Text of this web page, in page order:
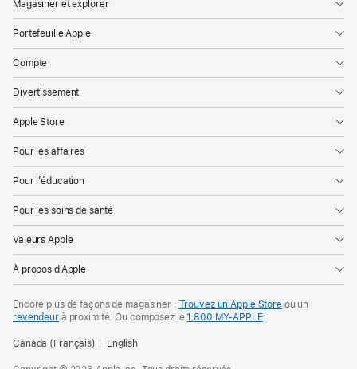
Magasiner et explorer
Portefeuille Apple
Compte
Divertissement
Apple Store
Pour les affaires
Pour l’éducation
Pour les soins de santé
Valeurs Apple
À propos d’Apple
Encore plus de façons de magasiner : Trouvez un Apple Storeou un
revendeurà proximité. Ou composez le1 800 MY‑APPLE.
Canada (Français) English